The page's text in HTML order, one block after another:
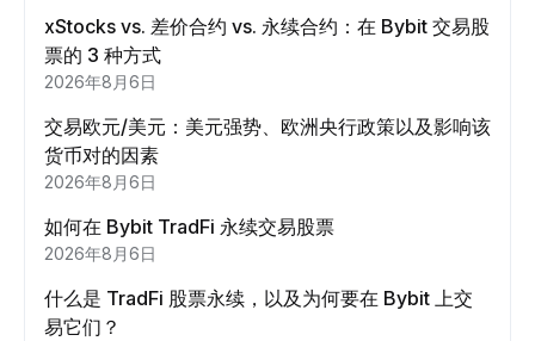
xStocks vs. 差价合约 vs. 永续合约：在 Bybit 交易股
票的 3 种方式
2026年8月6日
交易欧元/美元：美元强势、欧洲央行政策以及影响该
货币对的因素
2026年8月6日
如何在 Bybit TradFi 永续交易股票
2026年8月6日
什么是 TradFi 股票永续，以及为何要在 Bybit 上交
易它们？